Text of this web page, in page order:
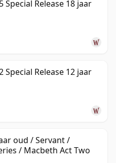
Special Release 18 jaar
Special Release 12 jaar
oud / Servant /
/ Macbeth Act Two